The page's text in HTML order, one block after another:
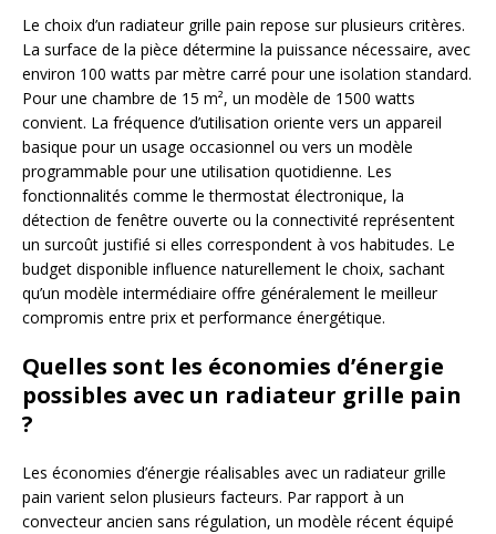
Le choix d’un radiateur grille pain repose sur plusieurs critères.
La surface de la pièce détermine la puissance nécessaire, avec
environ 100 watts par mètre carré pour une isolation standard.
Pour une chambre de 15 m², un modèle de 1500 watts
convient. La fréquence d’utilisation oriente vers un appareil
basique pour un usage occasionnel ou vers un modèle
programmable pour une utilisation quotidienne. Les
fonctionnalités comme le thermostat électronique, la
détection de fenêtre ouverte ou la connectivité représentent
un surcoût justifié si elles correspondent à vos habitudes. Le
budget disponible influence naturellement le choix, sachant
qu’un modèle intermédiaire offre généralement le meilleur
compromis entre prix et performance énergétique.
Quelles sont les économies d’énergie
possibles avec un radiateur grille pain
?
Les économies d’énergie réalisables avec un radiateur grille
pain varient selon plusieurs facteurs. Par rapport à un
convecteur ancien sans régulation, un modèle récent équipé